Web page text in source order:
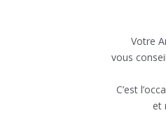
Votre
vous
C’est
et